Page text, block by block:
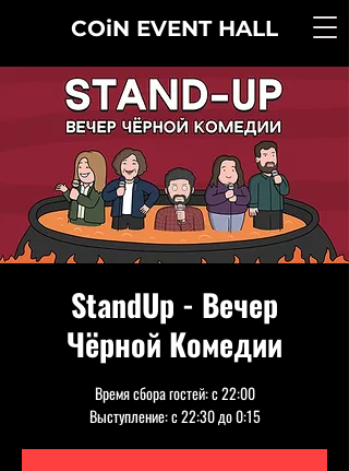
COiN EVENT HALL
StandUp - Вечер
Чёрной Комедии
Время сбора гостей: с 22:00
Выступление: с 22:30 до 0:15